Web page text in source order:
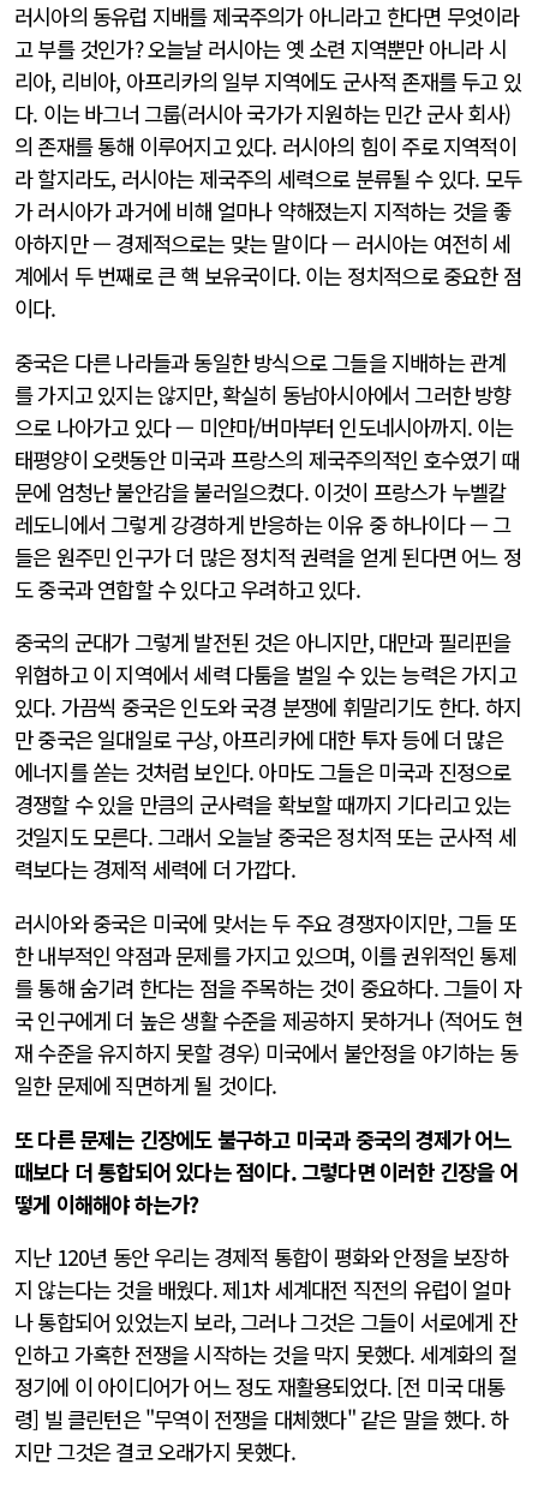
러시아의 동유럽 지배를 제국주의가 아니라고 한다면 무엇이라
고 부를 것인가? 오늘날 러시아는 옛 소련 지역뿐만 아니라 시
리아, 리비아, 아프리카의 일부 지역에도 군사적 존재를 두고 있
다. 이는 바그너 그룹(러시아 국가가 지원하는 민간 군사 회사)
의 존재를 통해 이루어지고 있다. 러시아의 힘이 주로 지역적이
라 할지라도, 러시아는 제국주의 세력으로 분류될 수 있다. 모두
가 러시아가 과거에 비해 얼마나 약해졌는지 지적하는 것을 좋
아하지만 — 경제적으로는 맞는 말이다 — 러시아는 여전히 세
계에서 두 번째로 큰 핵 보유국이다. 이는 정치적으로 중요한 점
이다.
중국은 다른 나라들과 동일한 방식으로 그들을 지배하는 관계
를 가지고 있지는 않지만, 확실히 동남아시아에서 그러한 방향
으로 나아가고 있다 — 미얀마/버마부터 인도네시아까지. 이는
태평양이 오랫동안 미국과 프랑스의 제국주의적인 호수였기 때
문에 엄청난 불안감을 불러일으켰다. 이것이 프랑스가 누벨칼
레도니에서 그렇게 강경하게 반응하는 이유 중 하나이다 — 그
들은 원주민 인구가 더 많은 정치적 권력을 얻게 된다면 어느 정
도 중국과 연합할 수 있다고 우려하고 있다.
중국의 군대가 그렇게 발전된 것은 아니지만, 대만과 필리핀을
위협하고 이 지역에서 세력 다툼을 벌일 수 있는 능력은 가지고
있다. 가끔씩 중국은 인도와 국경 분쟁에 휘말리기도 한다. 하지
만 중국은 일대일로 구상, 아프리카에 대한 투자 등에 더 많은
에너지를 쏟는 것처럼 보인다. 아마도 그들은 미국과 진정으로
경쟁할 수 있을 만큼의 군사력을 확보할 때까지 기다리고 있는
것일지도 모른다. 그래서 오늘날 중국은 정치적 또는 군사적 세
력보다는 경제적 세력에 더 가깝다.
러시아와 중국은 미국에 맞서는 두 주요 경쟁자이지만, 그들 또
한 내부적인 약점과 문제를 가지고 있으며, 이를 권위적인 통제
를 통해 숨기려 한다는 점을 주목하는 것이 중요하다. 그들이 자
국 인구에게 더 높은 생활 수준을 제공하지 못하거나 (적어도 현
재 수준을 유지하지 못할 경우) 미국에서 불안정을 야기하는 동
일한 문제에 직면하게 될 것이다.
또 다른 문제는 긴장에도 불구하고 미국과 중국의 경제가 어느
때보다 더 통합되어 있다는 점이다. 그렇다면 이러한 긴장을 어
떻게 이해해야 하는가?
지난 120년 동안 우리는 경제적 통합이 평화와 안정을 보장하
지 않는다는 것을 배웠다. 제1차 세계대전 직전의 유럽이 얼마
나 통합되어 있었는지 보라, 그러나 그것은 그들이 서로에게 잔
인하고 가혹한 전쟁을 시작하는 것을 막지 못했다. 세계화의 절
정기에 이 아이디어가 어느 정도 재활용되었다. [전 미국 대통
령] 빌 클린턴은 "무역이 전쟁을 대체했다" 같은 말을 했다. 하
지만 그것은 결코 오래가지 못했다.